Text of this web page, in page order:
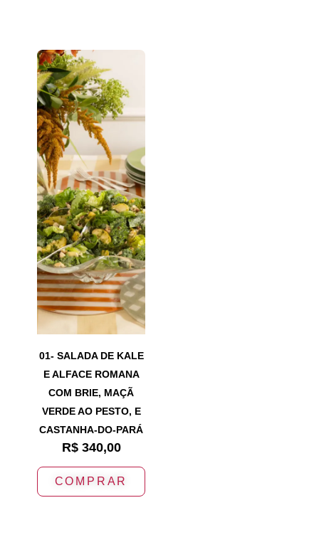
01- SALADA DE KALE
E ALFACE ROMANA
COM BRIE, MAÇÃ
VERDE AO PESTO, E
CASTANHA-DO-PARÁ
R$340,00
COMPRAR